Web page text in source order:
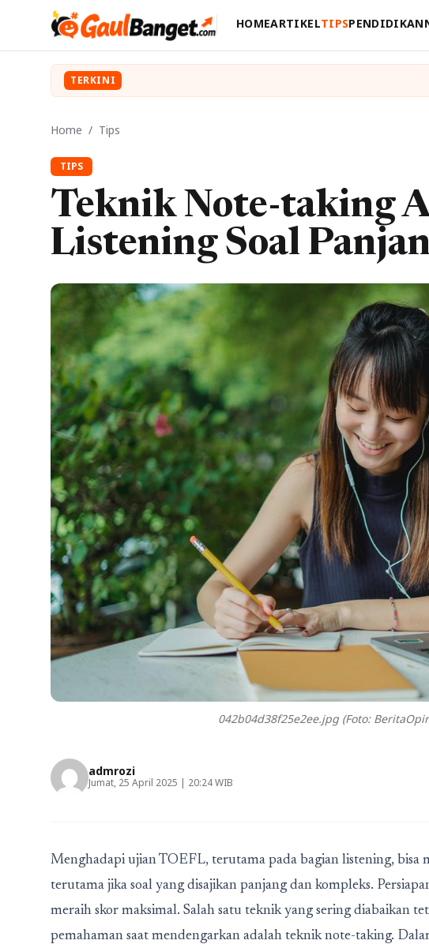
HOMEARTIKELTIPSPENDIDIKAN
TERKINI
Home / Tips
TIPS
Teknik Note-taking
Listening Soal
042b04d38f25e2ee.jpg (Foto:
admrozi
Jumat, 25 April 2025 | 20:24 WIB
Menghadapi ujian TOEFL, terutama pada bagian listening, bisa
terutama jika soal yang disajikan panjang dan kompleks.
meraih skor maksimal. Salah satu teknik yang sering diabaikan
pemahaman saat mendengarkan adalah teknik note-taking.